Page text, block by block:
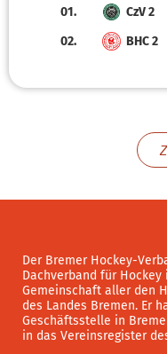
01.
CzV 2
02.
BHC 2
Der Bremer Hockey-
Dachverband für
Gemeinschaft aller den
des Landes Bremen. Er
Geschäftsstelle in
in das Vereinsregister